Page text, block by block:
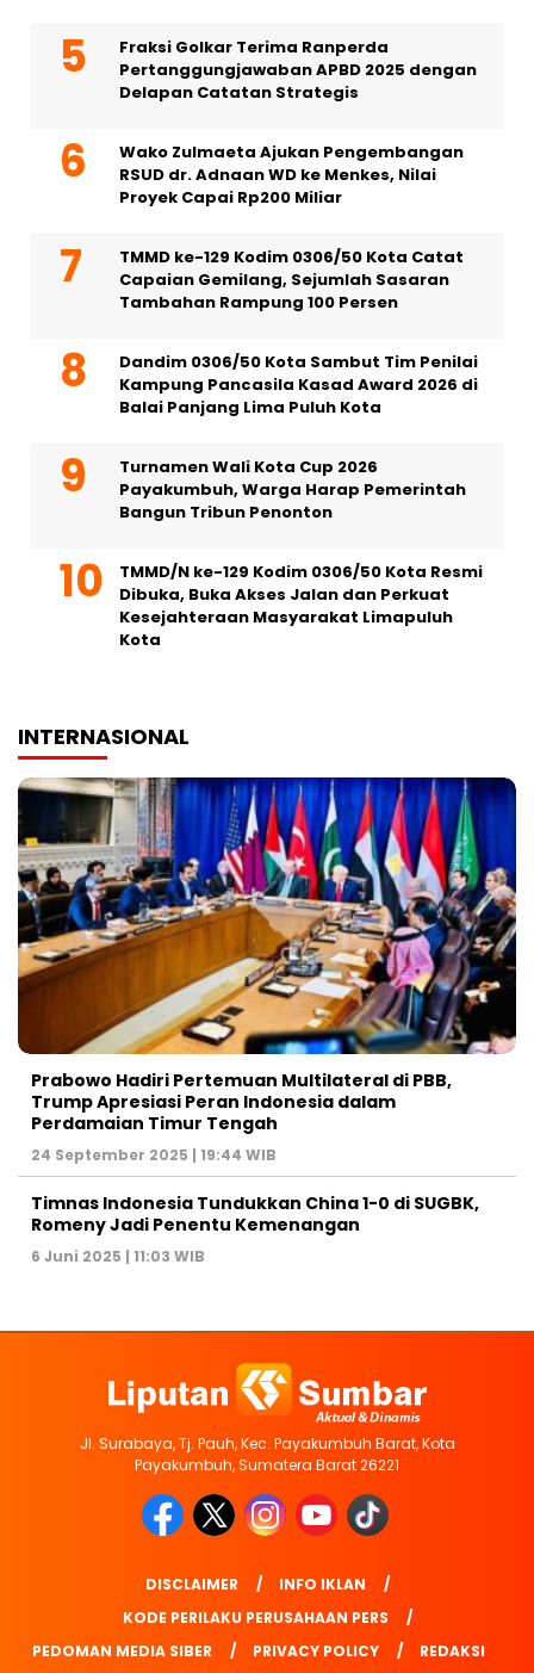
Fraksi Golkar Terima Ranperda
Pertanggungjawaban APBD 2025 dengan
Delapan Catatan Strategis
Wako Zulmaeta Ajukan Pengembangan
RSUD dr. Adnaan WD ke Menkes, Nilai
Proyek Capai Rp200 Miliar
TMMD ke-129 Kodim 0306/50 Kota Catat
Capaian Gemilang, Sejumlah Sasaran
Tambahan Rampung 100 Persen
Dandim 0306/50 Kota Sambut Tim Penilai
Kampung Pancasila Kasad Award 2026 di
Balai Panjang Lima Puluh Kota
Turnamen Wali Kota Cup 2026
Payakumbuh, Warga Harap Pemerintah
Bangun Tribun Penonton
TMMD/N ke-129 Kodim 0306/50 Kota Resmi
Dibuka, Buka Akses Jalan dan Perkuat
Kesejahteraan Masyarakat Limapuluh
Kota
INTERNASIONAL
Prabowo Hadiri Pertemuan Multilateral di PBB,
Trump Apresiasi Peran Indonesia dalam
Perdamaian Timur Tengah
24 September 2025 | 19:44 WIB
Timnas Indonesia Tundukkan China 1-0 di SUGBK,
Romeny Jadi Penentu Kemenangan
6 Juni 2025 | 11:03 WIB
Jl. Surabaya, Tj. Pauh, Kec. Payakumbuh Barat, Kota
Payakumbuh, Sumatera Barat 26221
DISCLAIMER
INFO IKLAN
KODE PERILAKU PERUSAHAAN PERS
PEDOMAN MEDIA SIBER
PRIVACY POLICY REDAKSI